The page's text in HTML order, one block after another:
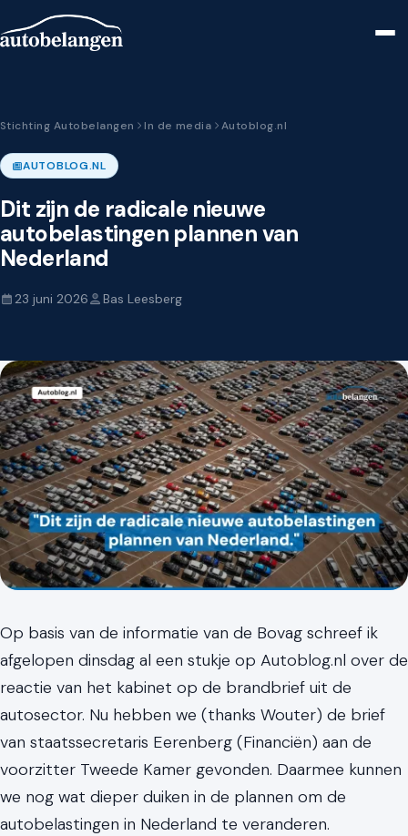
Stichting Autobelangen In de media Autoblog.nl
AUTOBLOG.NL
Dit zijn de radicale nieuwe
autobelastingen plannen van
Nederland
23 juni 2026 Bas Leesberg
Op basis van de informatie van de Bovag schreef ik
afgelopen dinsdag al een stukje op Autoblog.nl over de
reactie van het kabinet op de brandbrief uit de
autosector. Nu hebben we (thanks Wouter) de brief
van staatssecretaris Eerenberg (Financiën) aan de
voorzitter Tweede Kamer gevonden. Daarmee kunnen
we nog wat dieper duiken in de plannen om de
autobelastingen in Nederland te veranderen.